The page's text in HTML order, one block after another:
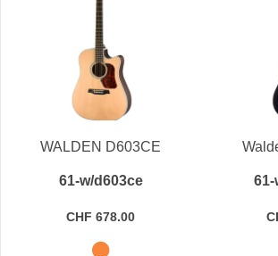
Datum
Name
Name
Preis
Preis
WALDEN D603CE
61-w/d603ce
CHF 678.00
61-